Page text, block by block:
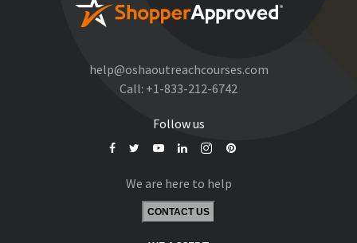
help@oshaoutreachcourses.com
Call: +1-833-212-6742
Follow us
We are here to help
CONTACT US